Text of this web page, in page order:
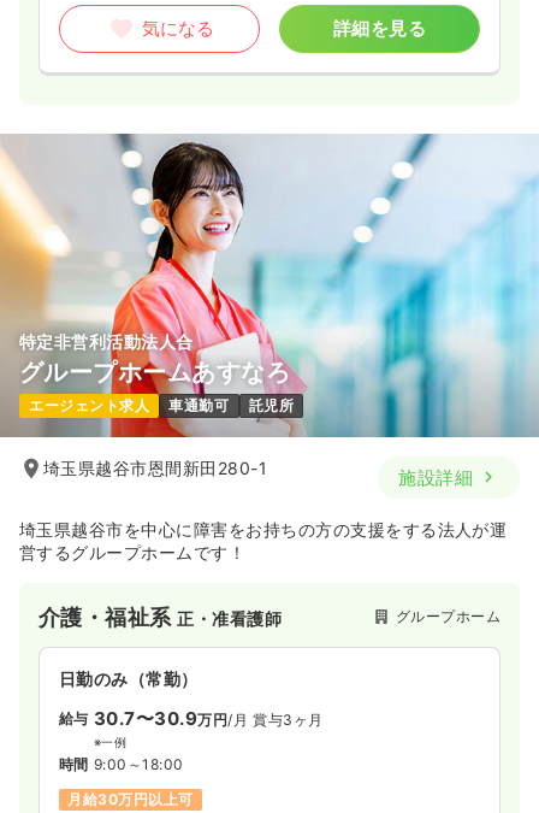
気になる 詳細を見る
特定非営利活動法人合
グループホームあすなろ
エージェント求人 車通勤可 託児所
埼玉県越谷市恩間新田280-1 施設詳細
埼玉県越谷市を中心に障害をお持ちの方の支援をする法人が運
営するグループホームです！
介護・福祉系正・准看護師 グループホーム
日勤のみ（常勤）
給与 30.7〜30.9万円/月 賞与3ヶ月
※一例
時間 9:00～18:00
月給30万円以上可